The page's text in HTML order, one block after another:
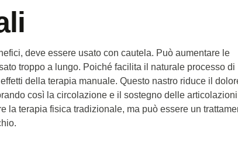
deve essere usato con cautela. Può aumentare le
troppo a lungo. Poiché facilita il naturale processo di
della terapia manuale. Questo nastro riduce il
così la circolazione e il sostegno delle articolazioni.
la terapia fisica tradizionale, ma può essere un